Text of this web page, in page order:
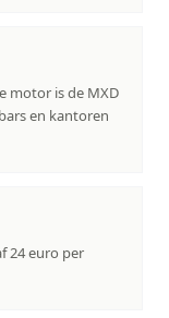
motor is de MXD
en kantoren
24 euro per